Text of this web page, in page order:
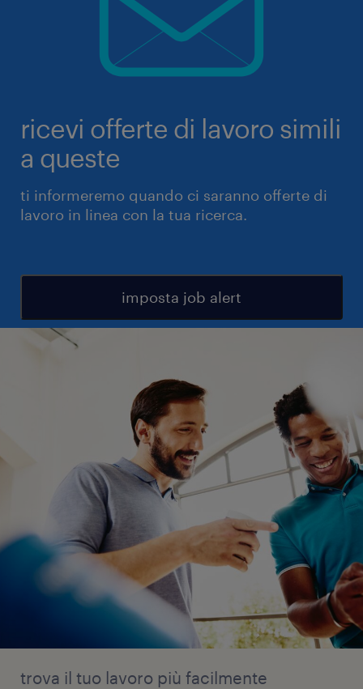
ricevi offerte di lavoro simili
a queste
ti informeremo quando ci saranno offerte di
lavoro in linea con la tua ricerca.
imposta job alert
trova il tuo lavoro più facilmente